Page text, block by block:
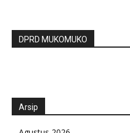
DPRD MUKOMUKO
Arsip